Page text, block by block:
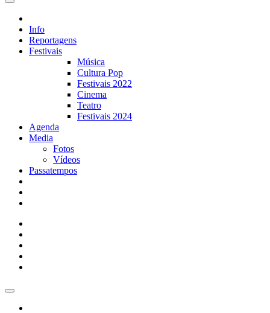
Info
Reportagens
Festivais
Música
Cultura Pop
Festivais 2022
Cinema
Teatro
Festivais 2024
Agenda
Media
Fotos
Vídeos
Passatempos